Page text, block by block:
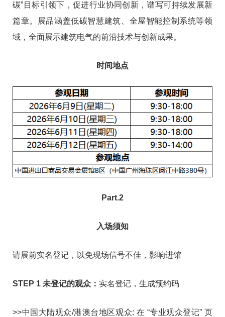
碳”目标引领下，促进行业协同创新，谱写可持续发展新
篇章。展品涵盖低碳智慧建筑、全屋智能控制系统等领
域，全面展示建筑电气的前沿技术与创新成果。
时间地点
Part.2
入场须知
请展前实名登记，以免现场信号不佳，影响进馆
STEP 1 未登记的观众： 实名登记，生成预约码
>>中国大陆观众/港澳台地区观众: 在 “专业观众登记” 页